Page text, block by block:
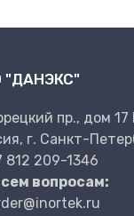
"ДАНЭКС"
пр., дом 17
г. Санкт-
812 209-1346
вопросам: